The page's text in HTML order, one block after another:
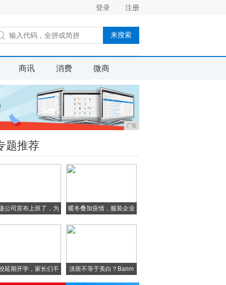
登录 注册
商讯 消费 微商
广告
题推荐
公司宣布上班了，为
暖冬叠加疫情，服装企业
延期开学，家长们不
淡
淡斑不等于美白？Banm